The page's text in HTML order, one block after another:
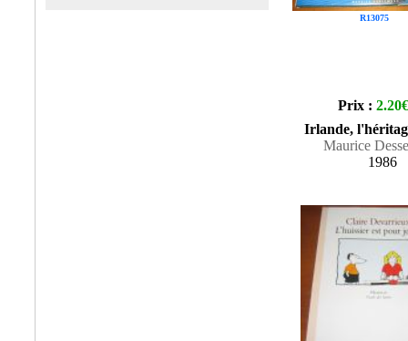
R13075
Prix : 2.20€
Irlande,
Maurice
1986